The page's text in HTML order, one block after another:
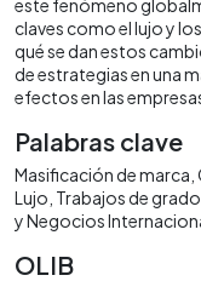
este fenómeno
claves como el lujo y
qué se dan estos
de estrategias en una
efectos en las
Palabras clave
Masificación de marca
Lujo Trabajos de grado
y Negocios
OLIB